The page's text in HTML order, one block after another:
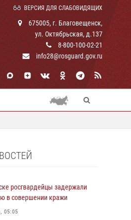
ВЕРСИЯ ДЛЯ СЛАБОВИДЯЩИХ
675005, г. Благовещенск,
ул. Октябрьская, д.137
8-800-100-02-21
info28@rosguard.gov.ru
росгвардейцы задержали
в совершении кражи
05:05